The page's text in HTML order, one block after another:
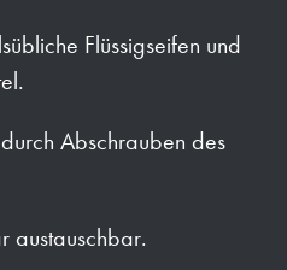
Flüssigseifen und
Abschrauben des
austauschbar.